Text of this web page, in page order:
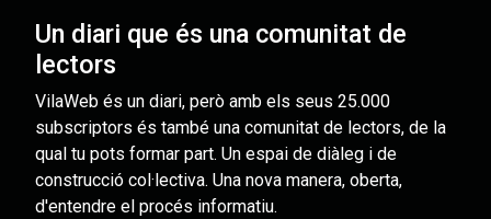
Un diari que és una comunitat de
lectors
VilaWeb és un diari, però amb els seus 25.000
subscriptors és també una comunitat de lectors, de la
qual tu pots formar part. Un espai de diàleg i de
construcció col·lectiva. Una nova manera, oberta,
d'entendre el procés informatiu.